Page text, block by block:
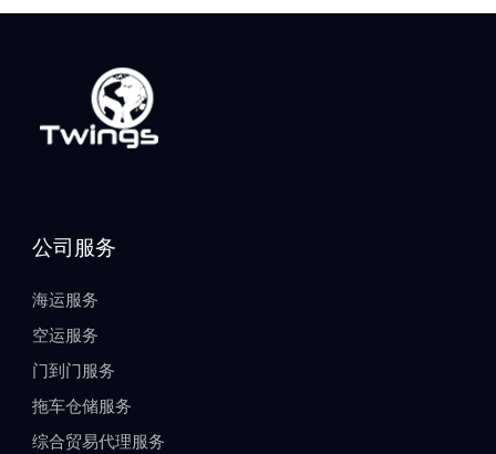
公司服务
海运服务
空运服务
门到门服务
拖车仓储服务
综合贸易代理服务